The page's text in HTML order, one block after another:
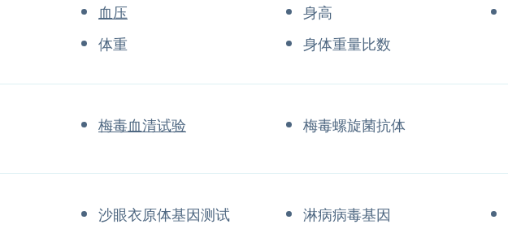
血压
身高
体重
身体重量比数
梅毒血清试验 梅毒螺旋菌抗体
沙眼衣原体基因测试
淋病病毒基因